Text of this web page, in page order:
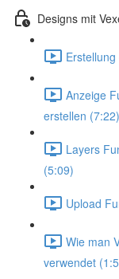
Designs mit
Anzeige
erstellen (7:22)
Layers
(5:09)
Upload
Wie man
verwendet